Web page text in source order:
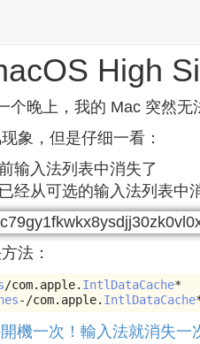
High
晚上，我的 Mac 突然无
象，但是仔细一看：
输入法列表中消失了
经从可选的输入法列表中
法：
/com. apple. IntlDataCache*
-/com. apple. IntlDataCache
機一次！輸入法就消失一